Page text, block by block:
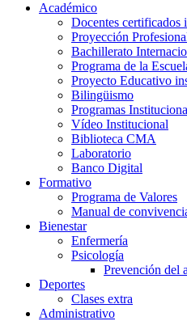
Académico
Docentes certificados
Proyección
Bachillerato
Programa de la
Proyecto Educativo
Bilingüismo
Programas
Vídeo Institucional
Biblioteca CMA
Laboratorio
Banco Digital
Formativo
Programa de Valores
Manual de
Bienestar
Enfermería
Psicología
Prevención del
Deportes
Clases extra
Administrativo